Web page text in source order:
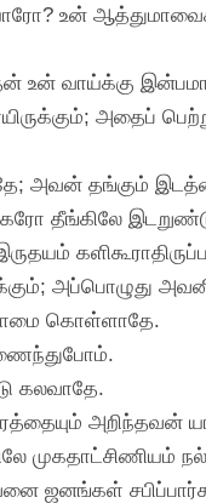
உன்
உன் வாய்க்கு
அதைப்
அவன் தங்கும்
தீங்கிலே
அப்பொழுது
கொள்ளாதே.
கலவாதே.
அறிந்தவன்
முகதாட்சிணியம்
ஜனங்கள்